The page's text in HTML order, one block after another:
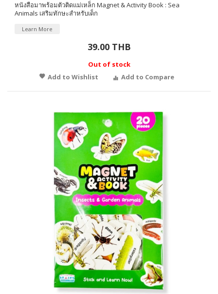
หนังสือมาพร้อมตัวติดแม่เหล็ก Magnet & Activity Book : Sea
Animals เสริมทักษะสำหรับเด็ก
Learn More
39.00 THB
Out of stock
Add to Wishlist
Add to Compare